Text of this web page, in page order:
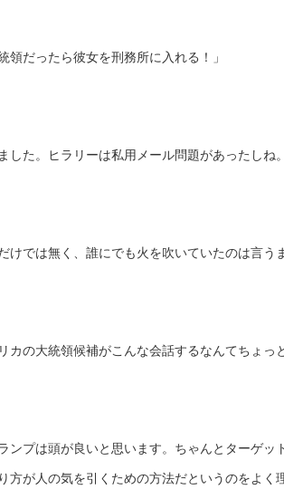
領だったら彼女を刑務所に入れる！」
した。ヒラリーは私用メール問題があったしね
けでは無く、誰にでも火を吹いていたのは言う
カの大統領候補がこんな会話するなんてちょっ
ンプは頭が良いと思います。ちゃんとターゲ
方が人の気を引くための方法だというのをよく